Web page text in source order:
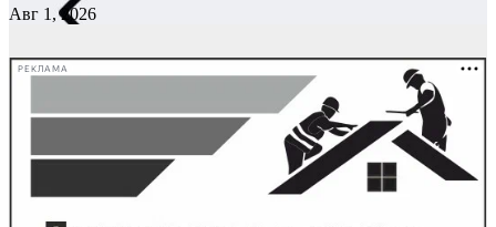
Авг 1, 2026
РЕКЛАМА